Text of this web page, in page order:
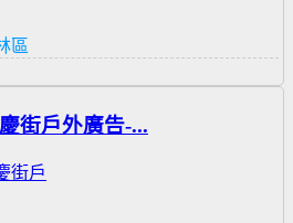
區
街戶外廣告-...